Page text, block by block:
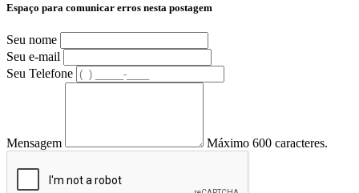
Espaço para comunicar erros nesta postagem
Seu nome
Seu e-mail
Seu Telefone
Mensagem Máximo 600 caracteres.